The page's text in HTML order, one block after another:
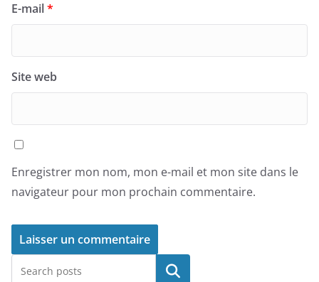
E-mail*
Site web
Enregistrer mon nom, mon e-mail et mon site dans le
navigateur pour mon prochain commentaire.
Rechercher